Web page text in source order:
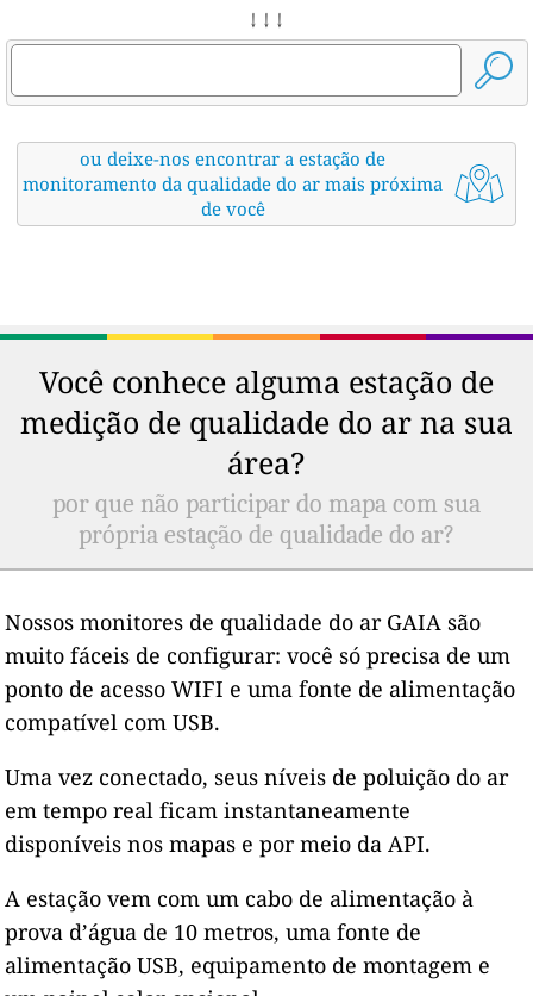
↓ ↓ ↓
ou deixe-nos encontrar a estação de
monitoramento da qualidade do ar mais próxima
de você
Você conhece alguma estação de
medição de qualidade do ar na sua
área?
por que não participar do mapa com sua
própria estação de qualidade do ar?
Nossos monitores de qualidade do ar GAIA são
muito fáceis de configurar: você só precisa de um
ponto de acesso WIFI e uma fonte de alimentação
compatível com USB.
Uma vez conectado, seus níveis de poluição do ar
em tempo real ficam instantaneamente
disponíveis nos mapas e por meio da API.
A estação vem com um cabo de alimentação à
prova d’água de 10 metros, uma fonte de
alimentação USB, equipamento de montagem e